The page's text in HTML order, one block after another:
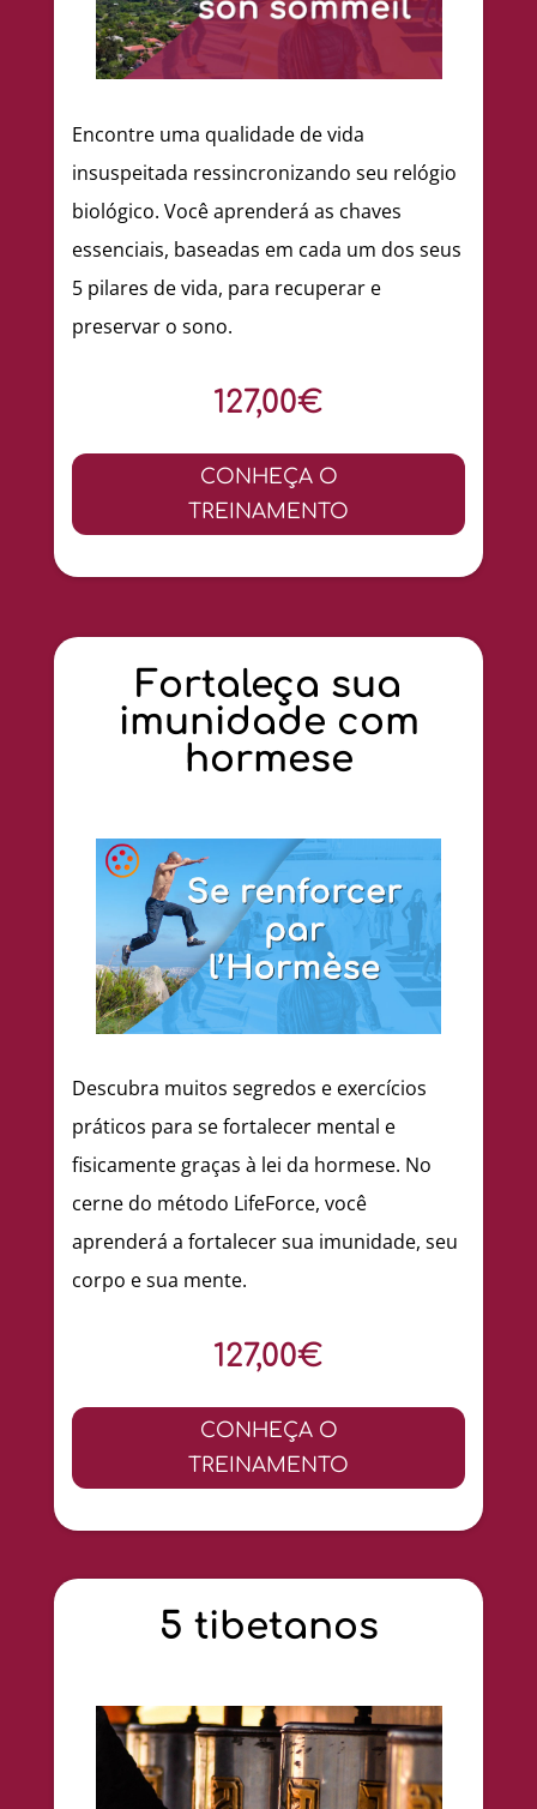
Encontre uma qualidade de vida
insuspeitada ressincronizando seu relógio
biológico. Você aprenderá as chaves
essenciais, baseadas em cada um dos seus
5 pilares de vida, para recuperar e
preservar o sono.
127,00€
CONHEÇA O
TREINAMENTO
Fortaleça sua
imunidade com
hormese
Descubra muitos segredos e exercícios
práticos para se fortalecer mental e
fisicamente graças à lei da hormese. No
cerne do método LifeForce, você
aprenderá a fortalecer sua imunidade, seu
corpo e sua mente.
127,00€
CONHEÇA O
TREINAMENTO
5 tibetanos